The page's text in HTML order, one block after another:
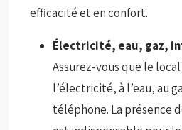
efficacité et en confort.
Électricité, eau, gaz,
Assurez-vous que le
l’électricité, à l’eau, au
téléphone. La présence